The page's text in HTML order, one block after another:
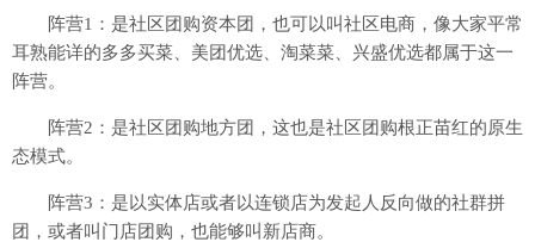
阵营1：是社区团购资本团，也可以叫社区电商，像大家平常
耳熟能详的多多买菜、美团优选、淘菜菜、兴盛优选都属于这一
阵营。
阵营2：是社区团购地方团，这也是社区团购根正苗红的原生
态模式。
阵营3：是以实体店或者以连锁店为发起人反向做的社群拼
团，或者叫门店团购，也能够叫新店商。